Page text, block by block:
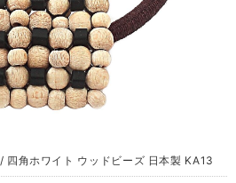
四角ホワイト ウッドビーズ 日本製 KA13